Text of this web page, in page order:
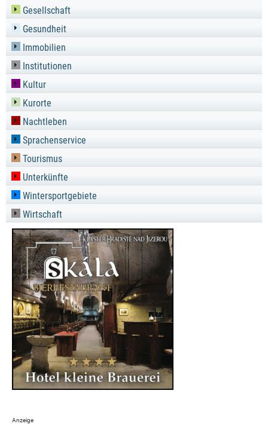
Gesellschaft
Gesundheit
Immobilien
Institutionen
Kultur
Kurorte
Nachtleben
Sprachenservice
Tourismus
Unterkünfte
Wintersportgebiete
Wirtschaft